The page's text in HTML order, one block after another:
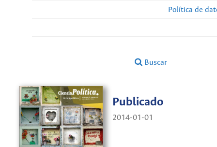
Política de
Buscar
Publicado
2014-01-01